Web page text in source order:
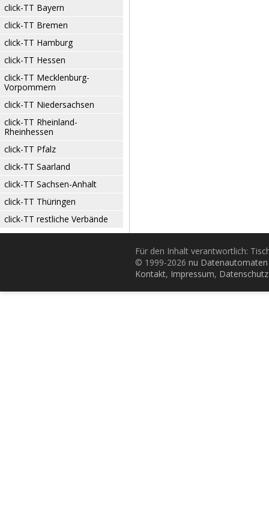
click-TT Bayern
click-TT Bremen
click-TT Hamburg
click-TT Hessen
click-TT Mecklenburg-
Vorpommern
click-TT Niedersachsen
click-TT Rheinland-
Rheinhessen
click-TT Pfalz
click-TT Saarland
click-TT Sachsen-Anhalt
click-TT Thüringen
click-TT restliche Verbände
Für den Inhalt verantwortlich:
© 1999-2026 nu
Kontakt, Impressum, Datenschutz